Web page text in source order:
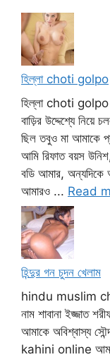
হিল্লা choti golpo
হিল্লা choti golpo
বাড়ির উদ্দেশ্যে
ছিল তবুও মা আমাকে
আমি রিফাত বয়স
বডি আমার, অন্যদিকে
আমারও ... Read
হিন্দুর গন চুদন খেলাম
hindu muslim
নাম শাবানা ইজ্জাত
আমাকে অবিশ্বাস্য
kahini online আমার